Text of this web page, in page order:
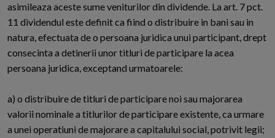
asimileaza aceste sume veniturilor din dividende. La art. 7 pct.
11 dividendul este definit ca fiind o distribuire in bani sau in
natura, efectuata de o persoana juridica unui participant, drept
consecinta a detinerii unor titluri de participare la acea
persoana juridica, exceptand urmatoarele:
a) o distribuire de titluri de participare noi sau majorarea
valorii nominale a titlurilor de participare existente, ca urmare
a unei operatiuni de majorare a capitalului social, potrivit legii;